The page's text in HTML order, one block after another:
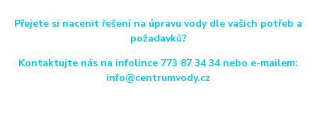
Přejete si nacenit řešení na úpravu vody dle vašich potřeb a
požadavků?
Kontaktujte nás na infolince 773 87 34 34 nebo e-mailem:
info@centrumvody.cz